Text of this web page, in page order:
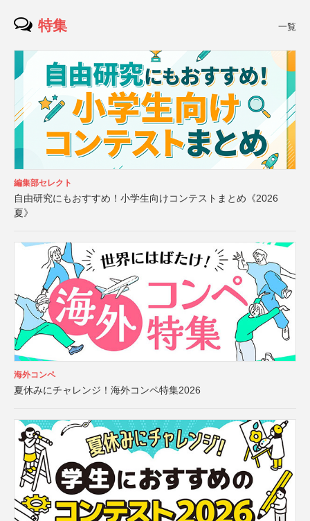
特集 一覧
編集部セレクト
自由研究にもおすすめ！小学生向けコンテストまとめ《2026
夏》
海外コンペ
夏休みにチャレンジ！海外コンペ特集2026